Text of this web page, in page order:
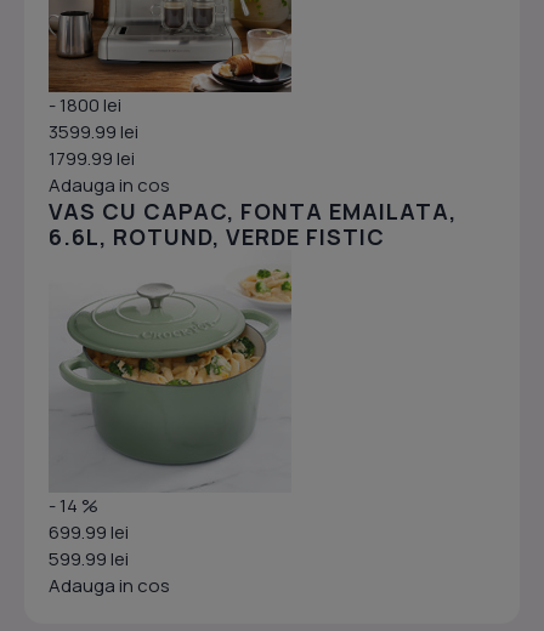
- 1800 lei
3599.99 lei
1799.99 lei
Adauga in cos
VAS CU CAPAC, FONTA EMAILATA,
6.6L, ROTUND, VERDE FISTIC
- 14 %
699.99 lei
599.99 lei
Adauga in cos